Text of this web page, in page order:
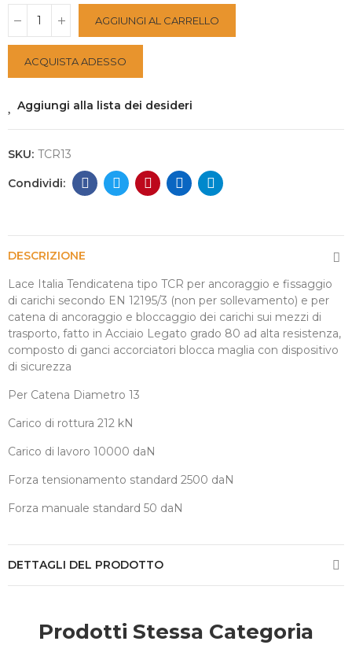
AGGIUNGI AL CARRELLO
ACQUISTA ADESSO
Aggiungi alla lista dei desideri
SKU: TCR13
DESCRIZIONE
Lace Italia Tendicatena tipo TCR per ancoraggio e fissaggio
di carichi secondo EN 12195/3 (non per sollevamento) e per
catena di ancoraggio e bloccaggio dei carichi sui mezzi di
trasporto, fatto in Acciaio Legato grado 80 ad alta resistenza,
composto di ganci accorciatori blocca maglia con dispositivo
di sicurezza
Per Catena Diametro 13
Carico di rottura 212 kN
Carico di lavoro 10000 daN
Forza tensionamento standard 2500 daN
Forza manuale standard 50 daN
DETTAGLI DEL PRODOTTO
Prodotti Stessa Categoria